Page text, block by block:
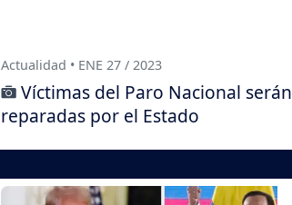
Actualidad • ENE 27 / 2023
Víctimas del Paro Nacional serán
reparadas por el Estado